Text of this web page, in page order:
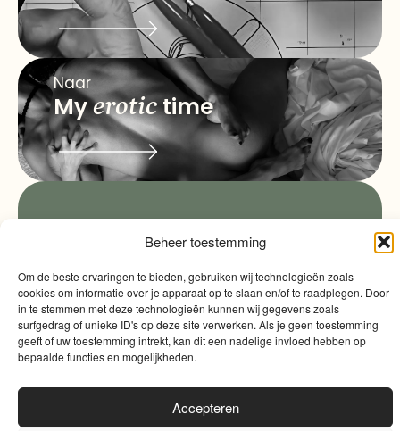
Beheer toestemming
Om de beste ervaringen te bieden, gebruiken wij technologieën zoals
cookies om informatie over je apparaat op te slaan en/of te raadplegen. Door
in te stemmen met deze technologieën kunnen wij gegevens zoals
surfgedrag of unieke ID's op deze site verwerken. Als je geen toestemming
geeft of uw toestemming intrekt, kan dit een nadelige invloed hebben op
bepaalde functies en mogelijkheden.
Accepteren
Naar
Myerotictime
quality
time
Algemene voorwaarden|Cookies
Sinergio